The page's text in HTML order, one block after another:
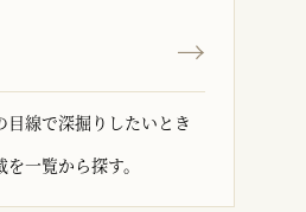
目線で深掘りしたいとき
一覧から探す。